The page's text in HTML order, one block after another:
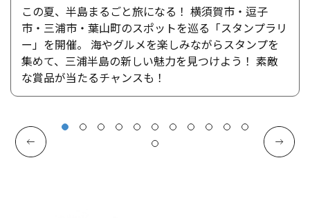
この夏、半島まるごと旅になる！ 横須賀市・逗子
市・三浦市・葉山町のスポットを巡る「スタンプラリ
ー」を開催。 海やグルメを楽しみながらスタンプを
集めて、三浦半島の新しい魅力を見つけよう！ 素敵
な賞品が当たるチャンスも！